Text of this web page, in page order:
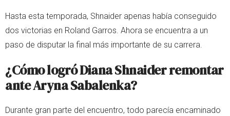
Hasta esta temporada, Shnaider apenas había conseguido
dos victorias en Roland Garros. Ahora se encuentra a un
paso de disputar la final más importante de su carrera.
¿Cómo logró Diana Shnaider remontar
ante Aryna Sabalenka?
Durante gran parte del encuentro, todo parecía encaminado